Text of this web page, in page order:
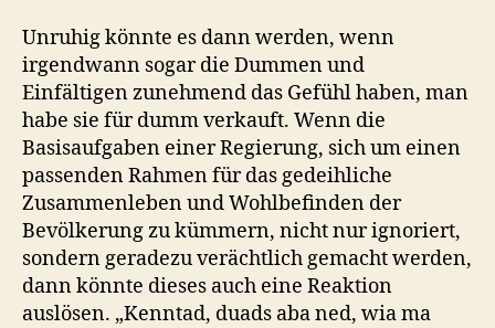
Unruhig könnte es dann werden, wenn
irgendwann sogar die Dummen und
Einfältigen zunehmend das Gefühl haben, man
habe sie für dumm verkauft. Wenn die
Basisaufgaben einer Regierung, sich um einen
passenden Rahmen für das gedeihliche
Zusammenleben und Wohlbefinden der
Bevölkerung zu kümmern, nicht nur ignoriert,
sondern geradezu verächtlich gemacht werden,
dann könnte dieses auch eine Reaktion
auslösen. „Kenntad, duads aba ned, wia ma